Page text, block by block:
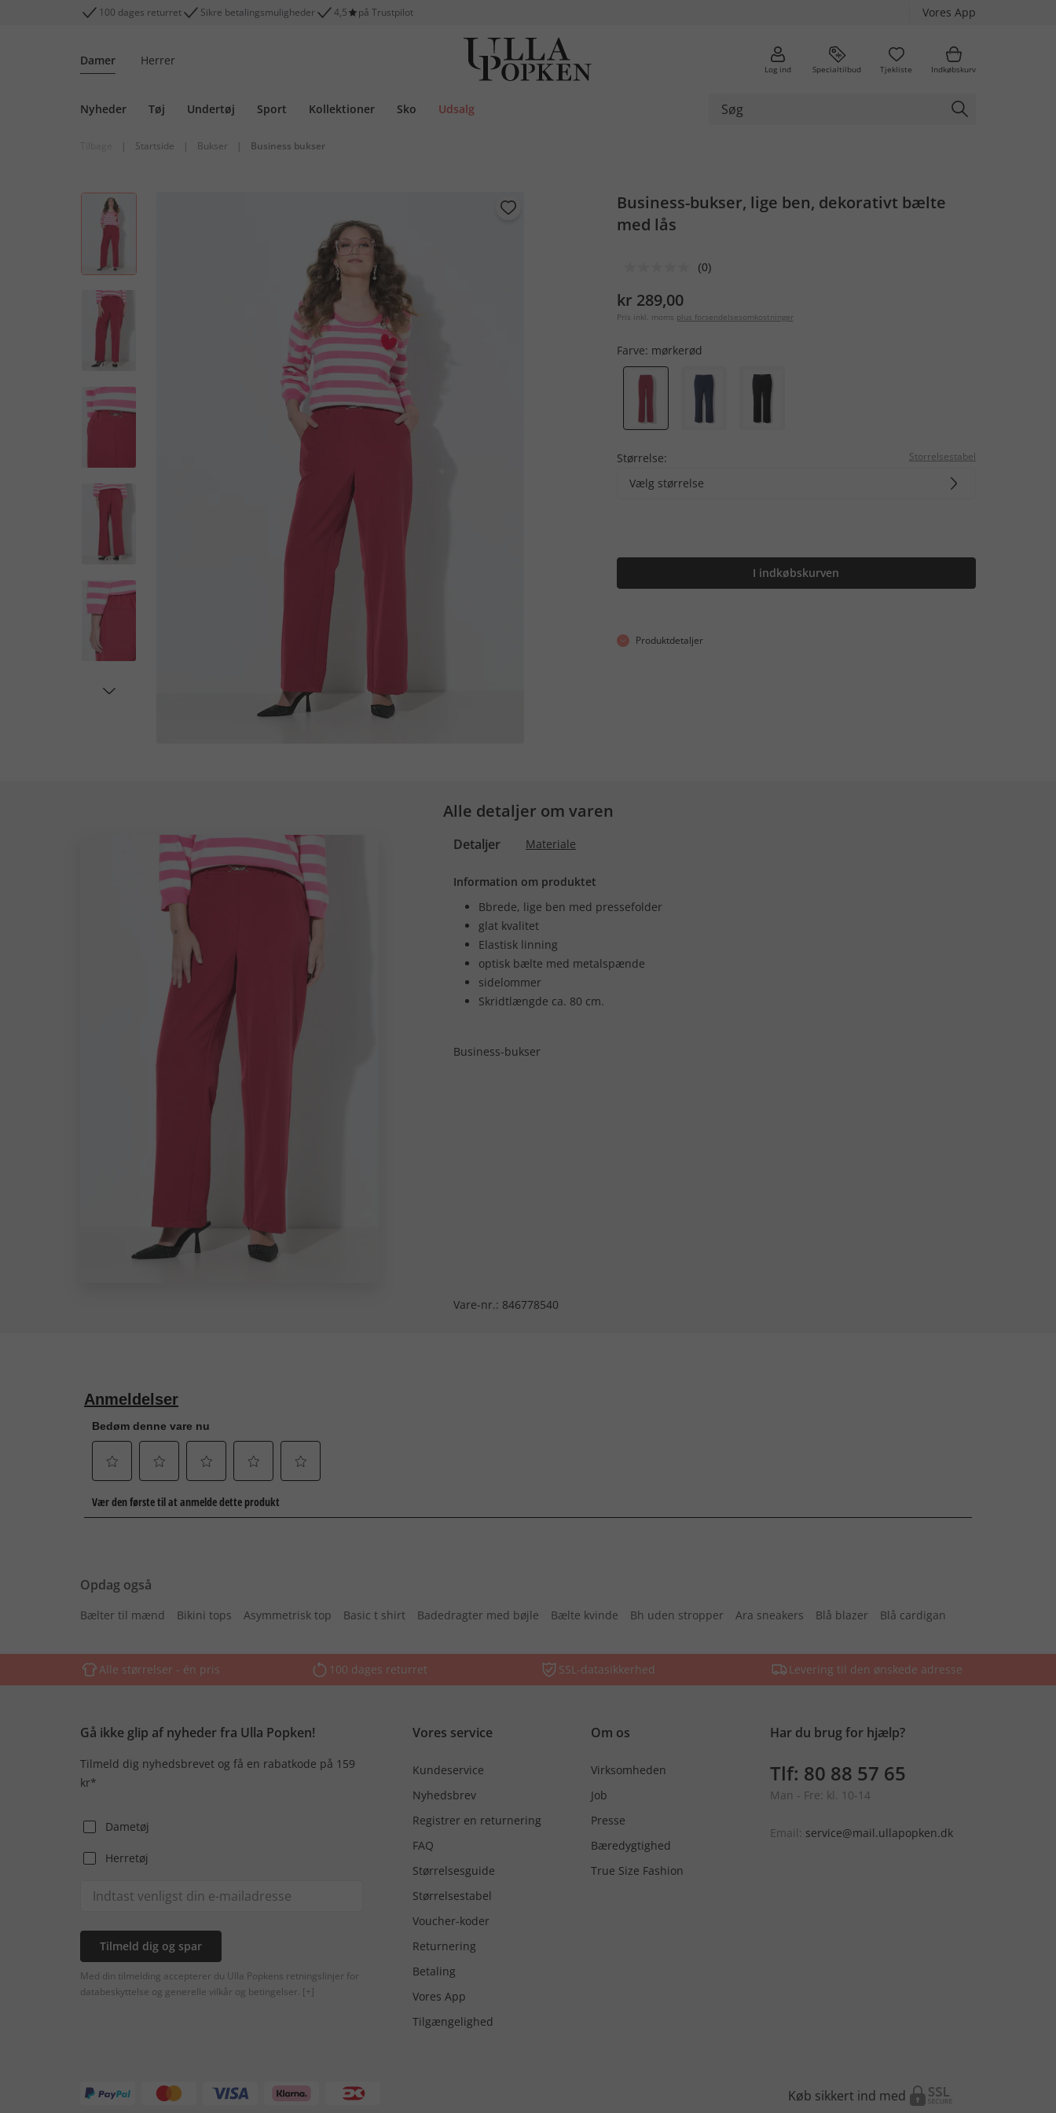
100 dages returret Sikre betalingsmuligheder 4,5 på Trustpilot Vores App
Damer Herrer
Log ind Specialtilbud Tjekliste Indkøbskurv
Nyheder Tøj Undertøj Sport Kollektioner Sko Udsalg
| Startside | Bukser | Business bukser
Business-bukser, lige ben, dekorativt bælte
med lås
(0)
kr 289,00
Pris inkl. moms plus forsendelsesomkostninger
Farve: mørkerød
Størrelse: Storrelsestabel
Vælg størrelse
I indkøbskurven
Produktdetaljer
Alle detaljer om varen
Detaljer Materiale
Information om produktet
Bbrede, lige ben med pressefolder
glat kvalitet
Elastisk linning
optisk bælte med metalspænde
sidelommer
Skridtlængde ca. 80 cm.
Business-bukser
Vare-nr.: 846778540
Opdag også
Bælter til mænd Bikini tops Asymmetrisk top Basic t shirt Badedragter med bøjle Bælte kvinde Bh uden stropper Ara sneakers Blå blazer Blå cardigan
Alle størrelser - én pris 100 dages returret SSL-datasikkerhed Levering til den ønskede adresse
Gå ikke glip af nyheder fra Ulla Popken!
Tilmeld dig nyhedsbrevet og få en rabatkode på 159
kr*
Dametøj
Herretøj
Tilmeld dig og spar
Med din tilmelding accepterer du Ulla Popkens retningslinjer for
databeskyttelse og generelle vilkår og betingelser. [+]
Vores service
Kundeservice
Nyhedsbrev
Registrer en returnering
FAQ
Størrelsesguide
Størrelsestabel
Voucher-koder
Returnering
Betaling
Vores App
Tilgængelighed
Om os
Virksomheden
Job
Presse
Bæredygtighed
True Size Fashion
Har du brug for hjælp?
Tlf: 80 88 57 65
Man - Fre: kl. 10-14
Email: service@mail.ullapopken.dk
Køb sikkert ind med